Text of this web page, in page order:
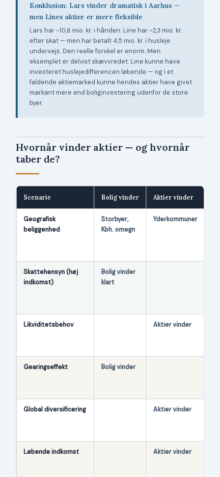
Konklusion: Lars vinder dramatisk i Aarhus —
men Lines aktier er mere fleksible
Lars har ~10,6 mio. kr. i hånden. Line har ~2,3 mio. kr.
efter skat — men har betalt 4,5 mio. kr. i husleje
undervejs. Den reelle forskel er enorm. Men
eksemplet er delvist skævvredet: Line kunne have
investeret huslejedifferencen løbende — og i et
faldende aktiemarked kunne hendes aktier have givet
markant mere end boliginvestering udenfor de store
byer.
Hvornår vinder aktier — og hvornår
taber de?
Scenarie Bolig vinder Aktier vinder
Geografisk
beliggenhed
Storbyer,
Kbh. omegn
Yderkommuner
Skattehensyn (høj
indkomst)
Bolig vinder
klart
Likviditetsbehov Aktier vinder
Gearingseffekt Bolig vinder
Global diversificering Aktier vinder
Løbende indkomst Aktier vinder